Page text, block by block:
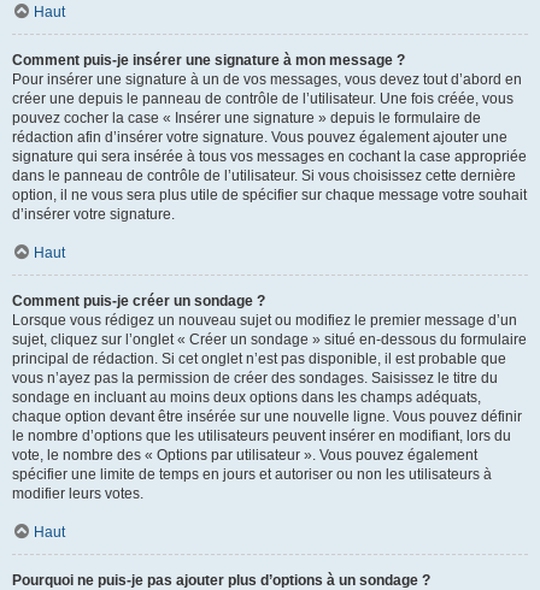
Haut
Comment puis-je insérer une signature à mon message ?
Pour insérer une signature à un de vos messages, vous devez tout d’abord en
créer une depuis le panneau de contrôle de l’utilisateur. Une fois créée, vous
pouvez cocher la case « Insérer une signature » depuis le formulaire de
rédaction afin d’insérer votre signature. Vous pouvez également ajouter une
signature qui sera insérée à tous vos messages en cochant la case appropriée
dans le panneau de contrôle de l’utilisateur. Si vous choisissez cette dernière
option, il ne vous sera plus utile de spécifier sur chaque message votre souhait
d’insérer votre signature.
Haut
Comment puis-je créer un sondage ?
Lorsque vous rédigez un nouveau sujet ou modifiez le premier message d’un
sujet, cliquez sur l’onglet « Créer un sondage » situé en-dessous du formulaire
principal de rédaction. Si cet onglet n’est pas disponible, il est probable que
vous n’ayez pas la permission de créer des sondages. Saisissez le titre du
sondage en incluant au moins deux options dans les champs adéquats,
chaque option devant être insérée sur une nouvelle ligne. Vous pouvez définir
le nombre d’options que les utilisateurs peuvent insérer en modifiant, lors du
vote, le nombre des « Options par utilisateur ». Vous pouvez également
spécifier une limite de temps en jours et autoriser ou non les utilisateurs à
modifier leurs votes.
Haut
Pourquoi ne puis-je pas ajouter plus d’options à un sondage ?